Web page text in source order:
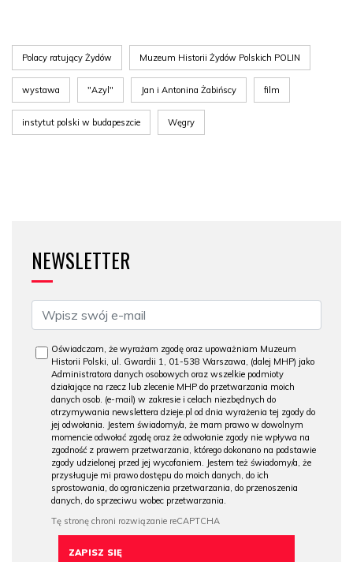
Polacy ratujący Żydów Muzeum Historii Żydów Polskich POLIN
wystawa "Azyl" Jan i Antonina Żabińscy film
instytut polski w budapeszcie Węgry
NEWSLETTER
Oświadczam, że wyrażam zgodę oraz upoważniam Muzeum
Historii Polski, ul. Gwardii 1, 01-538 Warszawa, (dalej MHP) jako
Administratora danych osobowych oraz wszelkie podmioty
działające na rzecz lub zlecenie MHP do przetwarzania moich
danych osob. (e-mail) w zakresie i celach niezbędnych do
otrzymywania newslettera dzieje.pl od dnia wyrażenia tej zgody do
jej odwołania. Jestem świadomy/a, że mam prawo w dowolnym
momencie odwołać zgodę oraz że odwołanie zgody nie wpływa na
zgodność z prawem przetwarzania, którego dokonano na podstawie
zgody udzielonej przed jej wycofaniem. Jestem też świadomy/a, że
przysługuje mi prawo dostępu do moich danych, do ich
sprostowania, do ograniczenia przetwarzania, do przenoszenia
danych, do sprzeciwu wobec przetwarzania.